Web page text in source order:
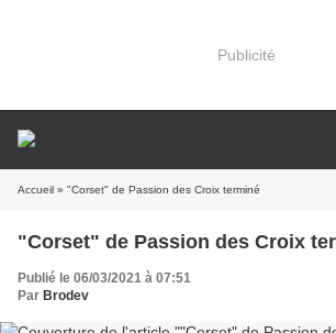
Publicité
Accueil » "Corset" de Passion des Croix terminé
"Corset" de Passion des Croix
Publié le 06/03/2021 à 07:51
Par Brodev